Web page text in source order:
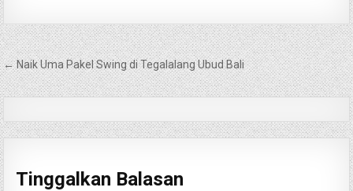
Navigasi
pos
← Naik Uma Pakel Swing di Tegalalang Ubud Bali
Tinggalkan Balasan